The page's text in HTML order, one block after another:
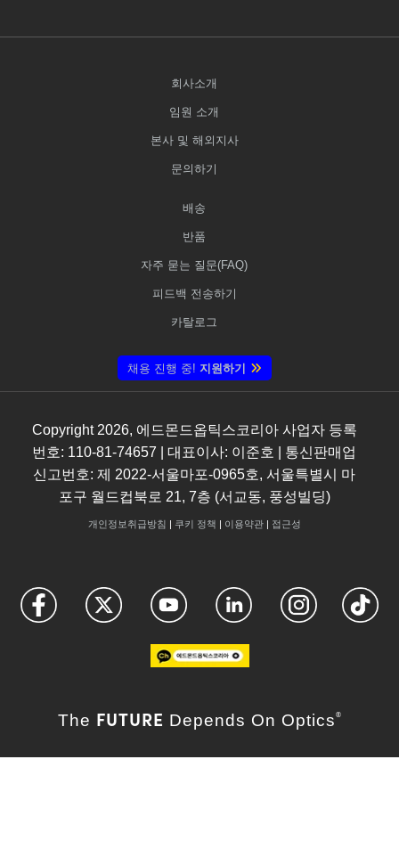
회사소개
임원 소개
본사 및 해외지사
문의하기
배송
반품
자주 묻는 질문(FAQ)
피드백 전송하기
카탈로그
채용 진행 중! 지원하기
Copyright 2026, 에드몬드옵틱스코리아 사업자 등록
번호: 110-81-74657 | 대표이사: 이준호 | 통신판매업
신고번호: 제 2022-서울마포-0965호, 서울특별시 마
포구 월드컵북로 21, 7층 (서교동, 풍성빌딩)
개인정보취급방침 | 쿠키 정책 | 이용약관| 접근성
The FUTURE Depends On Optics ®